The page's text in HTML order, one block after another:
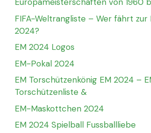
FIFA-Weltrangliste – Wer fährt zur
2024?
EM 2024 Logos
EM-Pokal 2024
EM Torschützenkönig EM 2024 –
Torschützenliste &
EM-Maskottchen 2024
EM 2024 Spielball Fussballliebe